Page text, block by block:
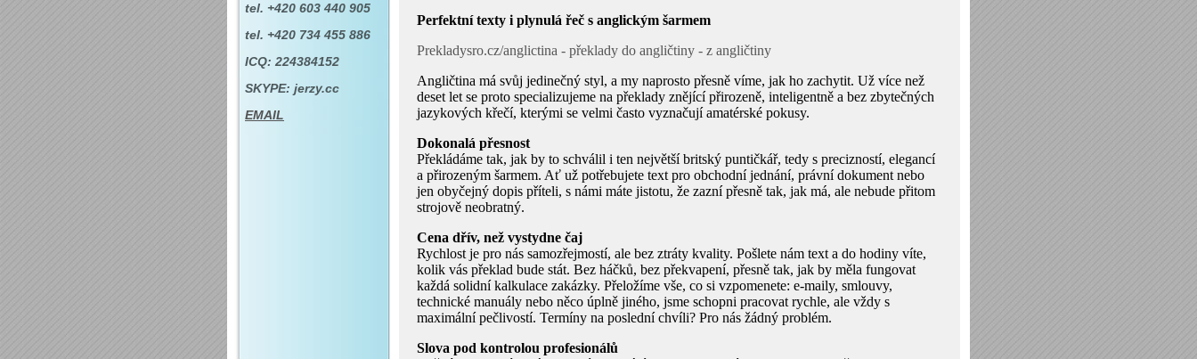
tel. +420 603 440 905
tel. +420 734 455 886
ICQ: 224384152
SKYPE: jerzy.cc
EMAIL
Perfektní texty i plynulá řeč s anglickým šarmem
Prekladysro.cz/anglictina - překlady do angličtiny - z angličtiny
Angličtina má svůj jedinečný styl, a my naprosto přesně víme, jak ho zachytit. Už více než
deset let se proto specializujeme na překlady znějící přirozeně, inteligentně a bez zbytečných
jazykových křečí, kterými se velmi často vyznačují amatérské pokusy.
Dokonalá přesnost
Překládáme tak, jak by to schválil i ten největší britský puntičkář, tedy s precizností, elegancí
a přirozeným šarmem. Ať už potřebujete text pro obchodní jednání, právní dokument nebo
jen obyčejný dopis příteli, s námi máte jistotu, že zazní přesně tak, jak má, ale nebude přitom
strojově neobratný.
Cena dřív, než vystydne čaj
Rychlost je pro nás samozřejmostí, ale bez ztráty kvality. Pošlete nám text a do hodiny víte,
kolik vás překlad bude stát. Bez háčků, bez překvapení, přesně tak, jak by měla fungovat
každá solidní kalkulace zakázky. Přeložíme vše, co si vzpomenete: e-maily, smlouvy,
technické manuály nebo něco úplně jiného, jsme schopni pracovat rychle, ale vždy s
maximální pečlivostí. Termíny na poslední chvíli? Pro nás žádný problém.
Slova pod kontrolou profesionálů